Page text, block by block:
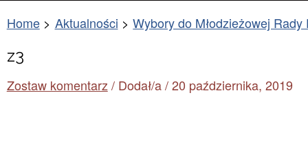
Home Aktualności Wybory do Młodzieżowej Rady
z3
Zostaw komentarz / Dodał/a /20 października, 2019